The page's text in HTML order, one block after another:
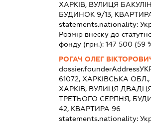
ХАРКІВ, ВУЛИЦЯ
БУДИНОК 9/13,
statements.nationality:
Розмір внеску до
фонду (грн.):147 500 (59
РОГАЧ ОЛЕГ
dossier.founderAddress
61072, ХАРКІВСЬКА
ХАРКІВ, ВУЛИЦЯ
ТРЕТЬОГО СЕРПНЯ,
42, КВАРТИРА 96
statements.nationality: